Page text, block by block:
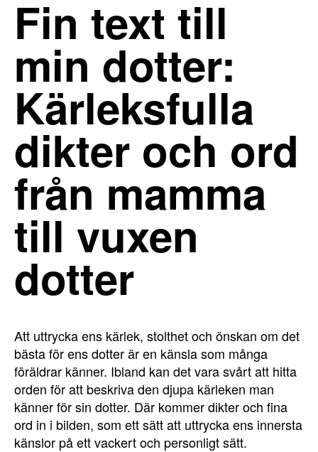
Fin text till
min dotter:
Kärleksfulla
dikter och ord
från mamma
till vuxen
dotter
Att uttrycka ens kärlek, stolthet och önskan om det
bästa för ens dotter är en känsla som många
föräldrar känner. Ibland kan det vara svårt att hitta
orden för att beskriva den djupa kärleken man
känner för sin dotter. Där kommer dikter och fina
ord in i bilden, som ett sätt att uttrycka ens innersta
känslor på ett vackert och personligt sätt.